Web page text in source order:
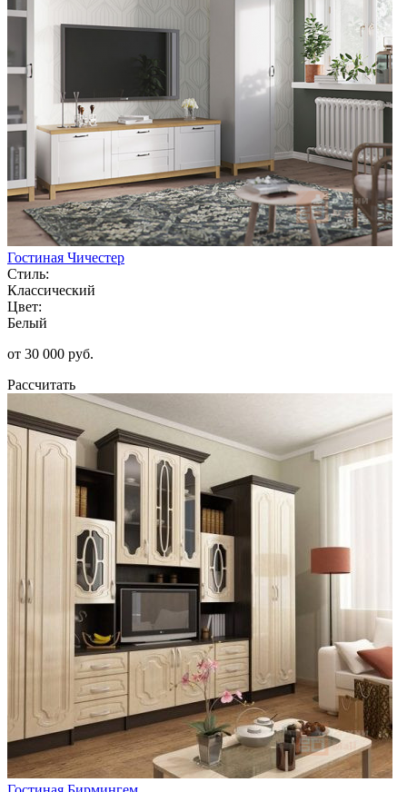
Гостиная Чичестер
Стиль:
Классический
Цвет:
Белый
от 30 000 руб.
Рассчитать